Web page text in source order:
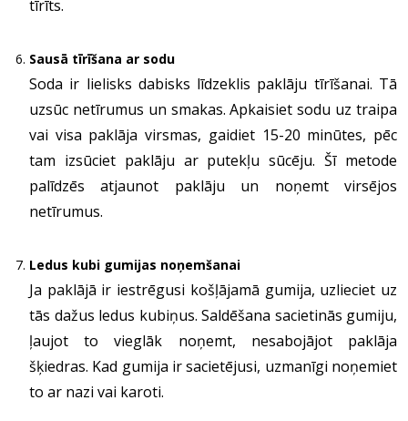
tīrīts.
Sausā tīrīšana ar sodu
Soda ir lielisks dabisks līdzeklis paklāju tīrīšanai. Tā
uzsūc netīrumus un smakas. Apkaisiet sodu uz traipa
vai visa paklāja virsmas, gaidiet 15-20 minūtes, pēc
tam izsūciet paklāju ar putekļu sūcēju. Šī metode
palīdzēs atjaunot paklāju un noņemt virsējos
netīrumus.
Ledus kubi gumijas noņemšanai
Ja paklājā ir iestrēgusi košļājamā gumija, uzlieciet uz
tās dažus ledus kubiņus. Saldēšana sacietinās gumiju,
ļaujot to vieglāk noņemt, nesabojājot paklāja
šķiedras. Kad gumija ir sacietējusi, uzmanīgi noņemiet
to ar nazi vai karoti.